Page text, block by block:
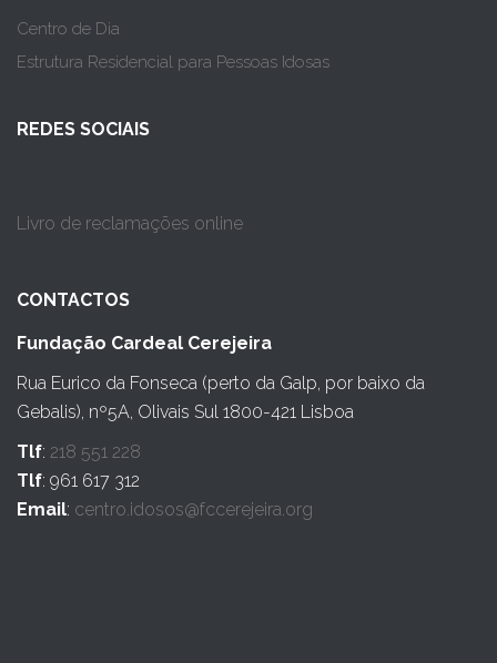
Centro de Dia
Estrutura Residencial para Pessoas Idosas
REDES SOCIAIS
Livro de reclamações online
CONTACTOS
Fundação Cardeal Cerejeira
Rua Eurico da Fonseca (perto da Galp, por baixo da
Gebalis), nº5A, Olivais Sul 1800-421 Lisboa
Tlf: 218 551 228
Tlf: 961 617 312
Email: centro.idosos@fccerejeira.org